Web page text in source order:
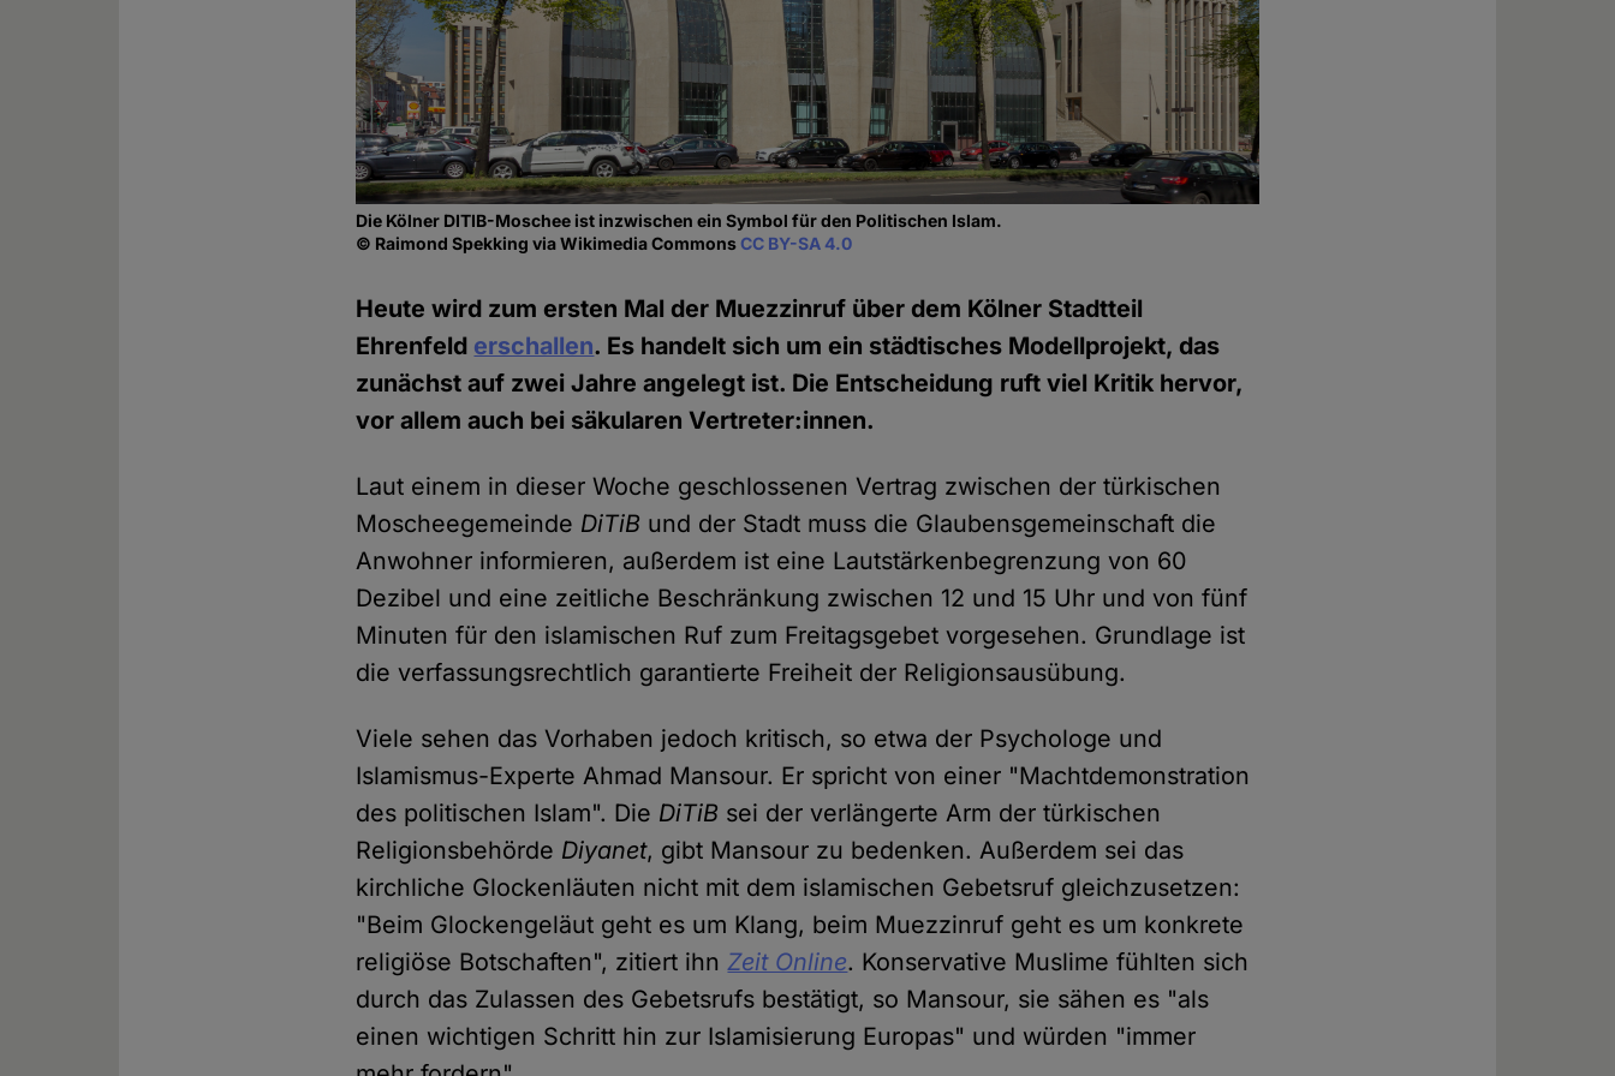
Die Kölner DITIB-Moschee ist inzwischen ein Symbol für den Politischen Islam.
© Raimond Spekking via Wikimedia CommonsCC BY-SA 4.0
Heute wird zum ersten Mal der Muezzinruf über dem Kölner Stadtteil
Ehrenfeld erschallen. Es handelt sich um ein städtisches Modellprojekt, das
zunächst auf zwei Jahre angelegt ist. Die Entscheidung ruft viel Kritik hervor,
vor allem auch bei säkularen Vertreter:innen.
Laut einem in dieser Woche geschlossenen Vertrag zwischen der türkischen
Moscheegemeinde DiTiB und der Stadt muss die Glaubensgemeinschaft die
Anwohner informieren, außerdem ist eine Lautstärkenbegrenzung von 60
Dezibel und eine zeitliche Beschränkung zwischen 12 und 15 Uhr und von fünf
Minuten für den islamischen Ruf zum Freitagsgebet vorgesehen. Grundlage ist
die verfassungsrechtlich garantierte Freiheit der Religionsausübung.
Viele sehen das Vorhaben jedoch kritisch, so etwa der Psychologe und
Islamismus-Experte Ahmad Mansour. Er spricht von einer "Machtdemonstration
des politischen Islam". Die DiTiB sei der verlängerte Arm der türkischen
Religionsbehörde Diyanet, gibt Mansour zu bedenken. Außerdem sei das
kirchliche Glockenläuten nicht mit dem islamischen Gebetsruf gleichzusetzen:
"Beim Glockengeläut geht es um Klang, beim Muezzinruf geht es um konkrete
religiöse Botschaften", zitiert ihnZeit Online. Konservative Muslime fühlten sich
durch das Zulassen des Gebetsrufs bestätigt, so Mansour, sie sähen es "als
einen wichtigen Schritt hin zur Islamisierung Europas" und würden "immer